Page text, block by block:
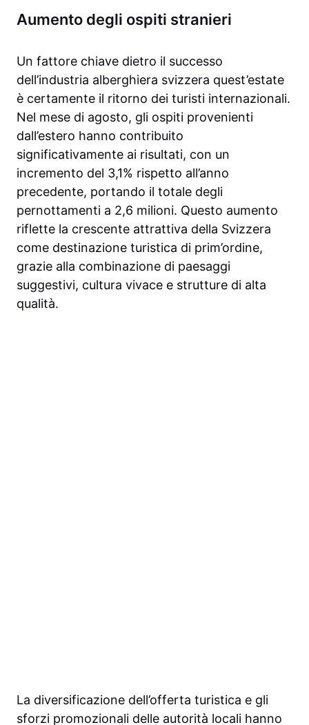
Aumento degli ospiti stranieri
Un fattore chiave dietro il successo
dell’industria alberghiera svizzera quest’estate
è certamente il ritorno dei turisti internazionali.
Nel mese di agosto, gli ospiti provenienti
dall’estero hanno contribuito
significativamente ai risultati, con un
incremento del 3,1% rispetto all’anno
precedente, portando il totale degli
pernottamenti a 2,6 milioni. Questo aumento
riflette la crescente attrattiva della Svizzera
come destinazione turistica di prim’ordine,
grazie alla combinazione di paesaggi
suggestivi, cultura vivace e strutture di alta
qualità.
La diversificazione dell’offerta turistica e gli
sforzi promozionali delle autorità locali hanno